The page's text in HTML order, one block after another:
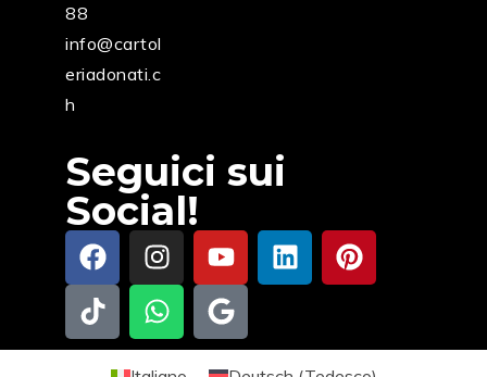
88
info@cartol
eriadonati.c
h
Seguici sui
Social!